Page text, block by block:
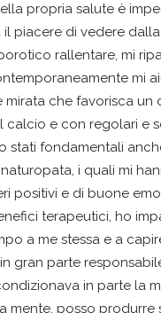
propria salute è
piacere di vedere dalla
rallentare, mi
mi
mirata che favorisca un
calcio e con regolari e
stati fondamentali
i quali mi
positivi e di buone
terapeutici, ho
a me stessa e a
gran parte
in parte la
mente, posso produrre